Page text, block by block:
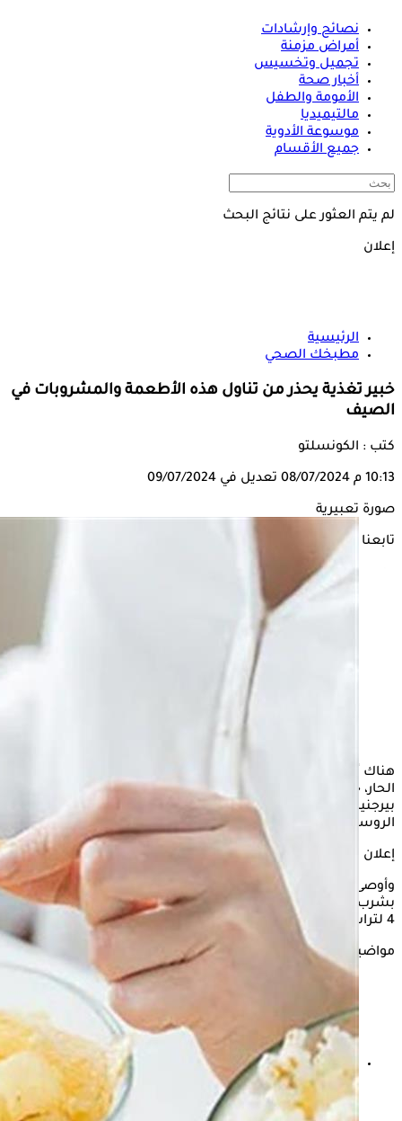
نصائح وإرشادات
أمراض مزمنة
تجميل وتخسيس
أخبار صحة
الأمومة والطفل
مالتيميديا
موسوعة الأدوية
جميع الأقسام
لم يتم العثور على نتائج البحث
إعلان
الرئيسية
مطبخك الصحي
خبير تغذية يحذر من تناول هذه الأطعمة والمشروبات في
الصيف
كتب : الكونسلتو
10:13 م 08/07/2024 تعديل في 09/07/2024
صورة تعبيرية
تابعنا على
هناك أطعمة ومشروبات يجب التوقف عن تناولها في الطقس
الحار، حفاظًا على سلامة الجسم، حسبما ذكر الدكتور أليكسي
بيرجنيكوف، رئيس قسم التغذية في جامعة التكنولوجيا الحيوية
الروسية.
إعلان
وأوصى أليكسي بالابتعاد عن القهوة في فصل الصيف، واستبدالها
بشرب كمية وفيرة من الماء، تتراوح بين 2.5 و3 لترات، وزيادتها إلى
4 لترات للشخص الرياضي.
مواضيع ذات صلة
ماء جوز الهند أم مشروبات الإلكتروليتات.. أيهما أفضل
للترطيب في الصيف؟